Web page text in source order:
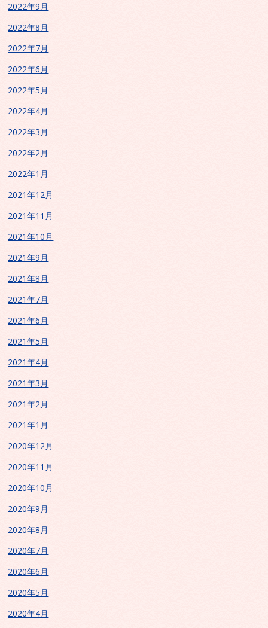
2022年9月
2022年8月
2022年7月
2022年6月
2022年5月
2022年4月
2022年3月
2022年2月
2022年1月
2021年12月
2021年11月
2021年10月
2021年9月
2021年8月
2021年7月
2021年6月
2021年5月
2021年4月
2021年3月
2021年2月
2021年1月
2020年12月
2020年11月
2020年10月
2020年9月
2020年8月
2020年7月
2020年6月
2020年5月
2020年4月